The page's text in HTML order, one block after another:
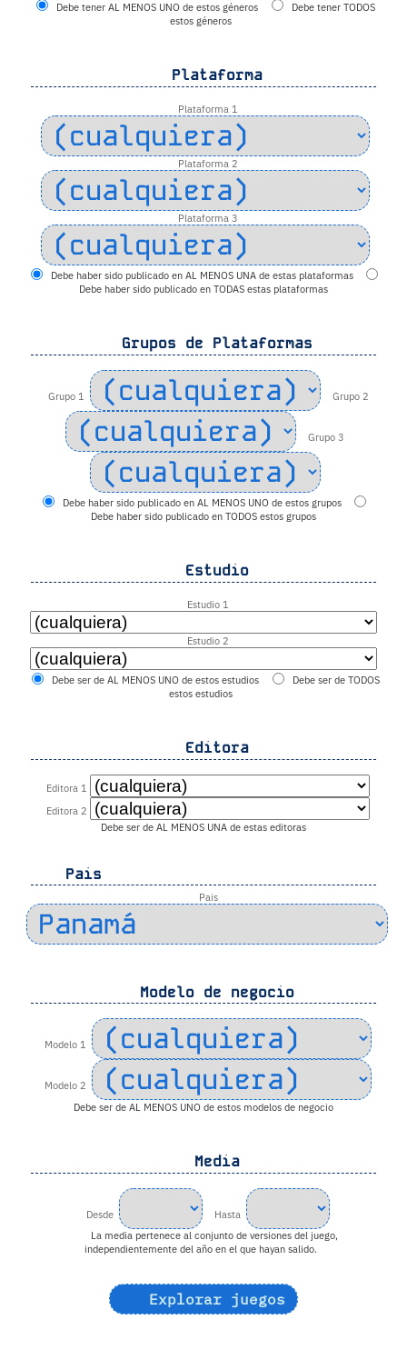
Debe tener AL MENOS UNO de estos géneros
Debe tener TODOS
estos géneros
Plataforma
Plataforma 1
Plataforma 2
Plataforma 3
Debe haber sido publicado en AL MENOS UNA de estas plataformas
Debe haber sido publicado en TODAS estas plataformas
Grupos de Plataformas
Grupo 1 Grupo 2
Grupo 3
Debe haber sido publicado en AL MENOS UNO de estos grupos
Debe haber sido publicado en TODOS estos grupos
Estudio
Estudio 1
Estudio 2
Debe ser de AL MENOS UNO de estos estudios
Debe ser de TODOS
estos estudios
Editora
Editora 1
Editora 2
Debe ser de AL MENOS UNA de estas editoras
Pais
Pais
Modelo de negocio
Modelo 1
Modelo 2
Debe ser de AL MENOS UNO de estos modelos de negocio
Media
Desde
Hasta
La media pertenece al conjunto de versiones del juego,
independientemente del año en el que hayan salido.
Explorar juegos